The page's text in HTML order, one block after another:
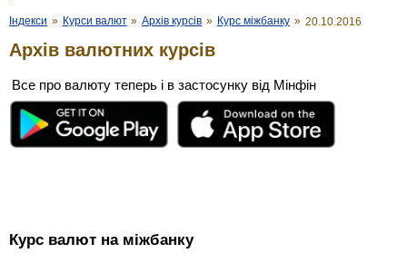
Індекси » Курси валют » Архів курсів » Курс міжбанку » 20.10.2016
Архів валютних курсів
Все про валюту теперь і в застосунку від Мінфін
Курс валют на міжбанку